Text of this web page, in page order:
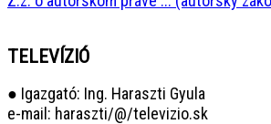
TELEVÍZIÓ
● Igazgató: Ing. Haraszti Gyula
e-mail: haraszti/@/televizio.sk